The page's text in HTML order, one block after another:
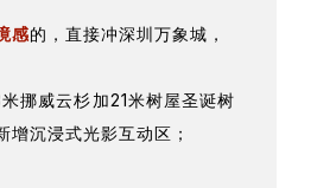
感的，直接冲深圳万象城，
挪威云杉加21米树屋圣诞树
增沉浸式光影互动区；